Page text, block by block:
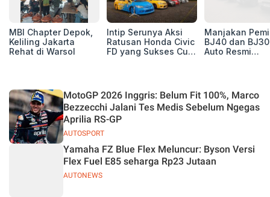
MBI Chapter Depok,
Keliling Jakarta
Rehat di Warsol
Intip Serunya Aksi
Ratusan Honda Civic
FD yang Sukses Curi
Manjakan
BJ40 dan
Auto Resmi
AUTOSPORT
MotoGP 2026 Inggris: Belum Fit 100%, Marco
Bezzecchi Jalani Tes Medis Sebelum Ngegas
Aprilia RS-GP
AUTONEWS
Yamaha FZ Blue Flex Meluncur: Byson Versi
Flex Fuel E85 seharga Rp23 Jutaan